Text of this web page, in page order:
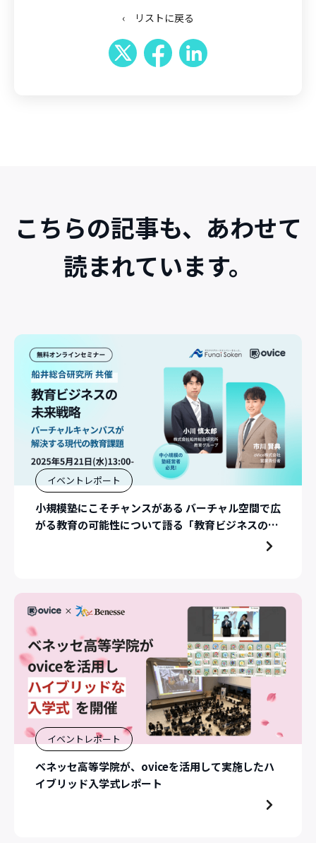
‹ リストに戻る
こちらの記事も、あわせて
読まれています。
イベントレポート
小規模塾にこそチャンスがある バーチャル空間で広
がる教育の可能性について語る「教育ビジネスの未
イベントレポート
ベネッセ高等学院が、oviceを活用して実施したハ
イブリッド入学式レポート